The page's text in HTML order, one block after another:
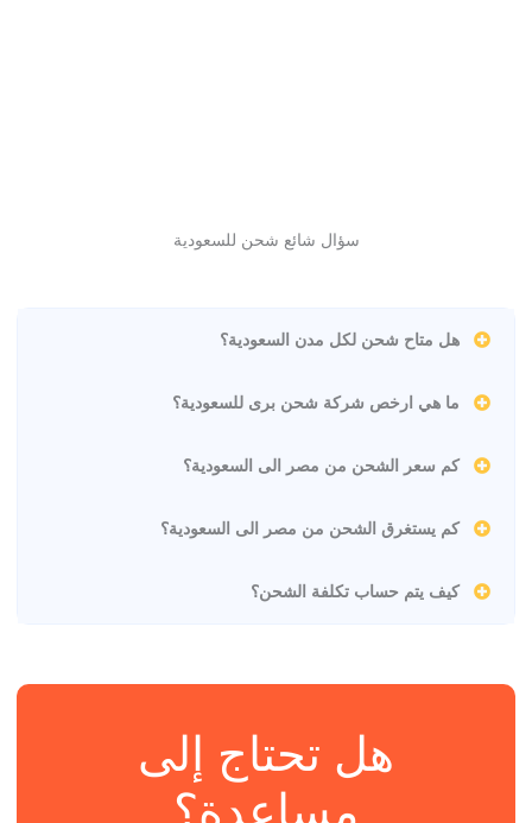
سؤال شائع شحن للسعودية
هل متاح شحن لكل مدن السعودية؟
ما هي ارخص شركة شحن برى للسعودية؟
كم سعر الشحن من مصر الى السعودية؟
كم يستغرق الشحن من مصر الى السعودية؟
كيف يتم حساب تكلفة الشحن؟
هل تحتاج إلى
مساعدة؟